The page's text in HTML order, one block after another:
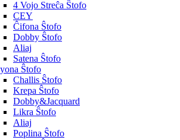
4 Vojo Streĉa Ŝtofo
CEY
Ĉifona Ŝtofo
Dobby Ŝtofo
Aliaj
Satena Ŝtofo
Ŝtofo
Challis Ŝtofo
Krepa Ŝtofo
Dobby&Jacquard
Likra Ŝtofo
Aliaj
Poplina Ŝtofo